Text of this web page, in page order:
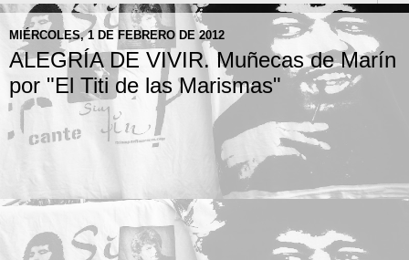
MIÉRCOLES, 1 DE FEBRERO DE 2012
ALEGRÍA DE VIVIR. Muñecas de Marín
por "El Titi de las Marismas"